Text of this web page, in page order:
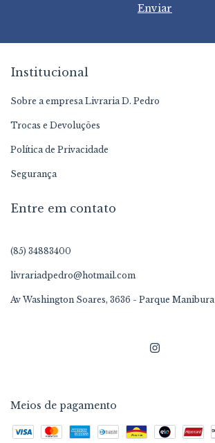
Institucional
Sobre a empresa Livraria D. Pedro
Trocas e Devoluções
Política de Privacidade
Segurança
Entre em contato
(85) 34883400
livrariadpedro@hotmail.com
Av Washington Soares, 3636 - Parque Manibura
Meios de pagamento